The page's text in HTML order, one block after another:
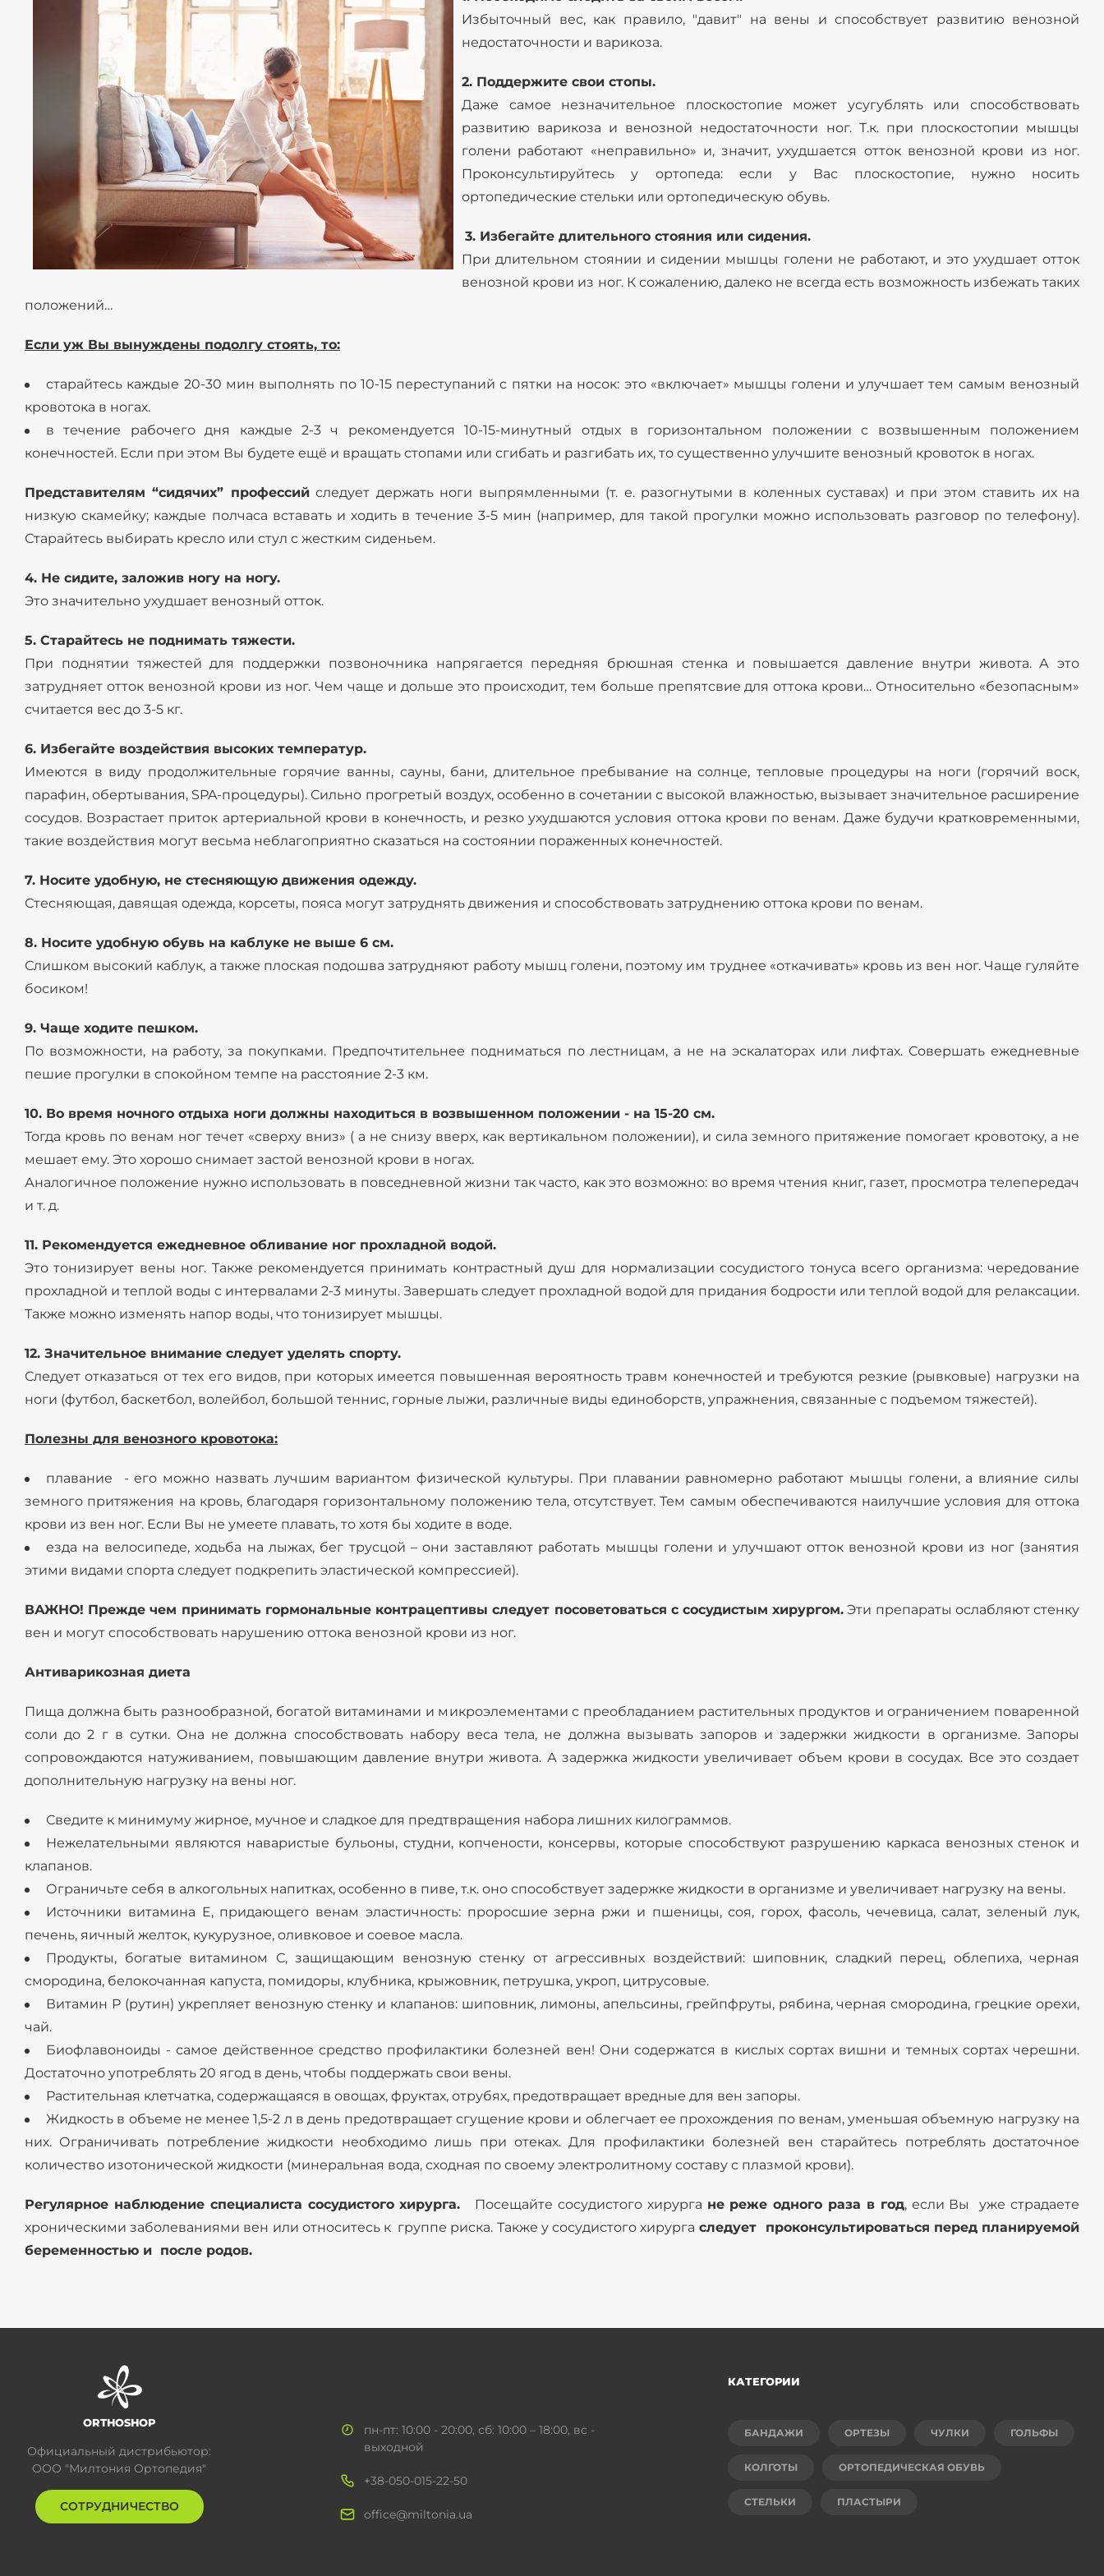
Спина и таз
Для беременных
АКЦИИ
Избыточный вес, как правило, "давит" на вены и способствует развитию венозной
недостаточности и варикоза.
2. Поддержите свои стопы.
Даже самое незначительное плоскостопие может усугублять или способствовать
развитию варикоза и венозной недостаточности ног. Т.к. при плоскостопии мышцы
голени работают «неправильно» и, значит, ухудшается отток венозной крови из ног.
Проконсультируйтесь у ортопеда: если у Вас плоскостопие, нужно носить
ортопедические стельки или ортопедическую обувь.
3. Избегайте длительного стояния или сидения.
При длительном стоянии и сидении мышцы голени не работают, и это ухудшает отток
венозной крови из ног. К сожалению, далеко не всегда есть возможность избежать таких
положений…
Если уж Вы вынуждены подолгу стоять, то:
старайтесь каждые 20-30 мин выполнять по 10-15 переступаний с пятки на носок: это «включает» мышцы голени и улучшает тем самым венозный
кровотока в ногах.
в течение рабочего дня каждые 2-3 ч рекомендуется 10-15-минутный отдых в горизонтальном положении с возвышенным положением
конечностей. Если при этом Вы будете ещё и вращать стопами или сгибать и разгибать их, то существенно улучшите венозный кровоток в ногах.
Представителям “сидячих” профессийследует держать ноги выпрямленными (т. е. разогнутыми в коленных суставах) и при этом ставить их на
низкую скамейку; каждые полчаса вставать и ходить в течение 3-5 мин (например, для такой прогулки можно использовать разговор по телефону).
Старайтесь выбирать кресло или стул с жестким сиденьем.
4. Не сидите, заложив ногу на ногу.
Это значительно ухудшает венозный отток.
5. Старайтесь не поднимать тяжести.
При поднятии тяжестей для поддержки позвоночника напрягается передняя брюшная стенка и повышается давление внутри живота. А это
затрудняет отток венозной крови из ног. Чем чаще и дольше это происходит, тем больше препятсвие для оттока крови… Относительно «безопасным»
считается вес до 3-5 кг.
6. Избегайте воздействия высоких температур.
Имеются в виду продолжительные горячие ванны, сауны, бани, длительное пребывание на солнце, тепловые процедуры на ноги (горячий воск,
парафин, обертывания, SPA-процедуры). Сильно прогретый воздух, особенно в сочетании с высокой влажностью, вызывает значительное расширение
сосудов. Возрастает приток артериальной крови в конечность, и резко ухудшаются условия оттока крови по венам. Даже будучи кратковременными,
такие воздействия могут весьма неблагоприятно сказаться на состоянии пораженных конечностей.
7. Носите удобную, не стесняющую движения одежду.
Стесняющая, давящая одежда, корсеты, пояса могут затруднять движения и способствовать затруднению оттока крови по венам.
8. Носите удобную обувь на каблуке не выше 6 см.
Слишком высокий каблук, а также плоская подошва затрудняют работу мышц голени, поэтому им труднее «откачивать» кровь из вен ног. Чаще гуляйте
босиком!
9. Чаще ходите пешком.
По возможности, на работу, за покупками. Предпочтительнее подниматься по лестницам, а не на эскалаторах или лифтах. Совершать ежедневные
пешие прогулки в спокойном темпе на расстояние 2-3 км.
10. Во время ночного отдыха ноги должны находиться в возвышенном положении - на 15-20 см.
Тогда кровь по венам ног течет «сверху вниз» ( а не снизу вверх, как вертикальном положении), и сила земного притяжение помогает кровотоку, а не
мешает ему. Это хорошо снимает застой венозной крови в ногах.
Аналогичное положение нужно использовать в повседневной жизни так часто, как это возможно: во время чтения книг, газет, просмотра телепередач
и т. д.
11. Рекомендуется ежедневное обливание ног прохладной водой.
Это тонизирует вены ног. Также рекомендуется принимать контрастный душ для нормализации сосудистого тонуса всего организма: чередование
прохладной и теплой воды с интервалами 2-3 минуты. Завершать следует прохладной водой для придания бодрости или теплой водой для релаксации.
Также можно изменять напор воды, что тонизирует мышцы.
12. Значительное внимание следует уделять спорту.
Следует отказаться от тех его видов, при которых имеется повышенная вероятность травм конечностей и требуются резкие (рывковые) нагрузки на
ноги (футбол, баскетбол, волейбол, большой теннис, горные лыжи, различные виды единоборств, упражнения, связанные с подъемом тяжестей).
Полезны для венозного кровотока:
плавание - его можно назвать лучшим вариантом физической культуры. При плавании равномерно работают мышцы голени, а влияние силы
земного притяжения на кровь, благодаря горизонтальному положению тела, отсутствует. Тем самым обеспечиваются наилучшие условия для оттока
крови из вен ног. Если Вы не умеете плавать, то хотя бы ходите в воде.
езда на велосипеде, ходьба на лыжах, бег трусцой – они заставляют работать мышцы голени и улучшают отток венозной крови из ног (занятия
этими видами спорта следует подкрепить эластической компрессией).
ВАЖНО! Прежде чем принимать гормональные контрацептивы следует посоветоваться с сосудистым хирургом. Эти препараты ослабляют стенку
вен и могут способствовать нарушению оттока венозной крови из ног.
Антиварикозная диета
Пища должна быть разнообразной, богатой витаминами и микроэлементами с преобладанием растительных продуктов и ограничением поваренной
соли до 2 г в сутки. Она не должна способствовать набору веса тела, не должна вызывать запоров и задержки жидкости в организме. Запоры
сопровождаются натуживанием, повышающим давление внутри живота. А задержка жидкости увеличивает объем крови в сосудах. Все это создает
дополнительную нагрузку на вены ног.
Сведите к минимуму жирное, мучное и сладкое для предтвращения набора лишних килограммов.
Нежелательными являются наваристые бульоны, студни, копчености, консервы, которые способствуют разрушению каркаса венозных стенок и
клапанов.
Ограничьте себя в алкогольных напитках, особенно в пиве, т.к. оно способствует задержке жидкости в организме и увеличивает нагрузку на вены.
Источники витамина Е, придающего венам эластичность: проросшие зерна ржи и пшеницы, соя, горох, фасоль, чечевица, салат, зеленый лук,
печень, яичный желток, кукурузное, оливковое и соевое масла.
Продукты, богатые витамином С, защищающим венозную стенку от агрессивных воздействий: шиповник, сладкий перец, облепиха, черная
смородина, белокочанная капуста, помидоры, клубника, крыжовник, петрушка, укроп, цитрусовые.
Витамин Р (рутин) укрепляет венозную стенку и клапанов: шиповник, лимоны, апельсины, грейпфруты, рябина, черная смородина, грецкие орехи,
чай.
Биофлавоноиды - самое действенное средство профилактики болезней вен! Они содержатся в кислых сортах вишни и темных сортах черешни.
Достаточно употреблять 20 ягод в день, чтобы поддержать свои вены.
Растительная клетчатка, содержащаяся в овощах, фруктах, отрубях, предотвращает вредные для вен запоры.
Жидкость в объеме не менее 1,5-2 л в день предотвращает сгущение крови и облегчает ее прохождения по венам, уменьшая объемную нагрузку на
них. Ограничивать потребление жидкости необходимо лишь при отеках. Для профилактики болезней вен старайтесь потреблять достаточное
количество изотонической жидкости (минеральная вода, сходная по своему электролитному составу с плазмой крови).
Регулярное наблюдение специалиста сосудистого хирурга. Посещайте сосудистого хирурга не реже одного раза в год, если Вы уже страдаете
хроническими заболеваниями вен или относитесь к группе риска. Также у сосудистого хирурга следует проконсультироваться перед планируемой
беременностью и после родов.
ORTHOSHOP
Официальный дистрибьютор:
ООО "Милтония Ортопедия"
СОТРУДНИЧЕСТВО
пн-пт: 10:00 - 20:00, сб: 10:00 – 18:00, вс -
выходной
+38-050-015-22-50
office@miltonia.ua
КАТЕГОРИИ
БАНДАЖИ ОРТЕЗЫ ЧУЛКИ ГОЛЬФЫ
КОЛГОТЫ ОРТОПЕДИЧЕСКАЯ ОБУВЬ
СТЕЛЬКИ ПЛАСТЫРИ